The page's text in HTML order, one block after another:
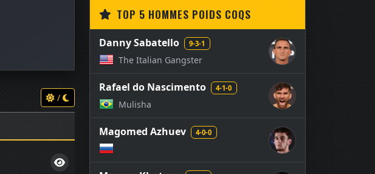
/
TOP 5 HOMMES POIDS COQS
Danny Sabatello 9-3-1
The Italian Gangster
Rafael do Nascimento 4-1-0
Mulisha
Magomed Azhuev 4-0-0